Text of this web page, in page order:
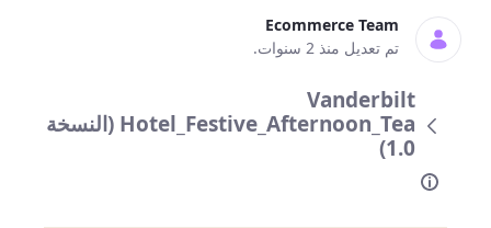
Ecommerce Team
تم تعديل منذ 2 سنوات.
Vanderbilt
Hotel_Festive_Afternoon_Tea (النسخة
1.0)